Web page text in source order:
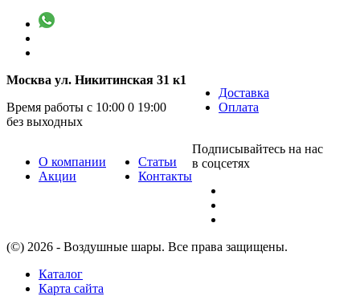
Москва ул. Никитинская 31 к1
Время работы с 10:00 0 19:00
без выходных
Доставка
Оплата
О компании
Акции
Статьи
Контакты
Подписывайтесь на нас
в соцсетях
(©) 2026 - Воздушные шары. Все права защищены.
Каталог
Карта сайта